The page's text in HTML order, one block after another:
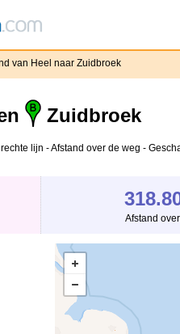
van Heel naar Zuidbroek
Zuidbroek
lijn - Afstand over de weg -
Afstand